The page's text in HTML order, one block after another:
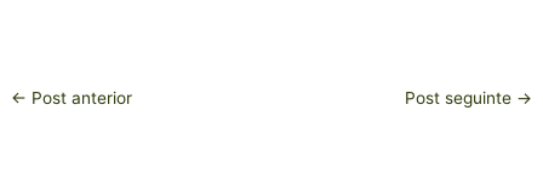
← Post anterior Post seguinte →